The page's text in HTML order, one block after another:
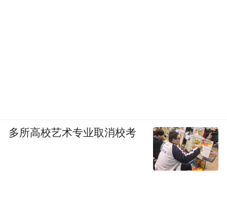
多所高校艺术专业取消校考